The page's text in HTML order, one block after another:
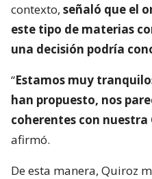
contexto, señaló que el
este tipo de materias
una decisión podría
“Estamos muy
han propuesto, nos
coherentes con
afirmó.
De esta manera, Quiroz